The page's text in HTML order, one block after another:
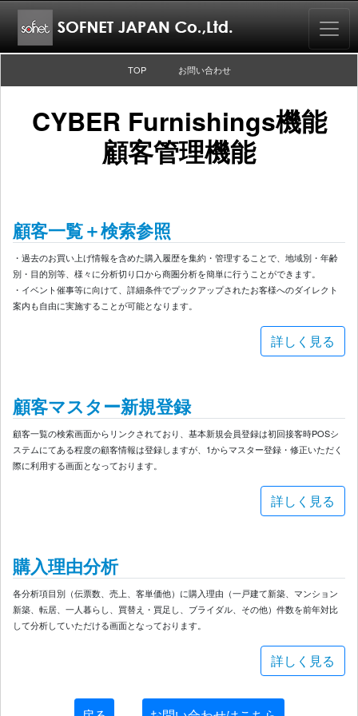
TOP お問い合わせ
CYBER Furnishings機能
顧客管理機能
顧客一覧＋検索参照
・過去のお買い上げ情報を含めた購入履歴を集約・管理することで、地域別・年齢
別・目的別等、様々に分析切り口から商圏分析を簡単に行うことができます。
・イベント催事等に向けて、詳細条件でプックアップされたお客様へのダイレクト
案内も自由に実施することが可能となります。
詳しく見る
顧客マスター新規登録
顧客一覧の検索画面からリンクされており、基本新規会員登録は初回接客時POSシ
ステムにてある程度の顧客情報は登録しますが、1からマスター登録・修正いただく
際に利用する画面となっております。
詳しく見る
購入理由分析
各分析項目別（伝票数、売上、客単価他）に購入理由（一戸建て新築、マンション
新築、転居、一人暮らし、買替え・買足し、ブライダル、その他）件数を前年対比
して分析していただける画面となっております。
詳しく見る